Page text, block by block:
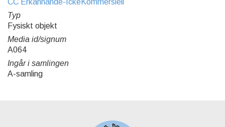
CC Erkännande-IckeKommersiell
Typ
Fysiskt objekt
Media id/signum
A064
Ingår i samlingen
A-samling